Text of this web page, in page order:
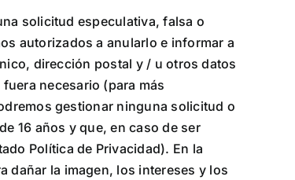
solicitud especulativa, falsa o
autorizados a anularlo e informar a
dirección postal y / u otros datos
necesario (para más
gestionar ninguna solicitud o
16 años y que, en caso de ser
Política de Privacidad). En la
dañar la imagen, los intereses y los